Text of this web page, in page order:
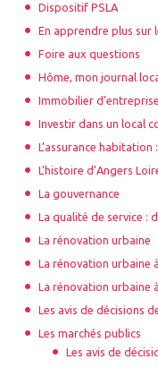
Dispositif PSLA
En apprendre plus sur
Foire aux questions
Hôme, mon journal
Immobilier d’entreprise
Investir dans un local
L’assurance
L’histoire d’Angers
La gouvernance
La qualité de service :
La rénovation urbaine
La rénovation urbaine
La rénovation urbaine
Les avis de décisions
Les marchés publics
Les avis de